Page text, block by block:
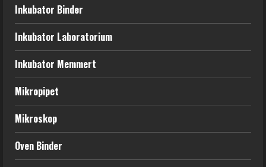
Inkubator Binder
Inkubator Laboratorium
Inkubator Memmert
Mikropipet
Mikroskop
Oven Binder